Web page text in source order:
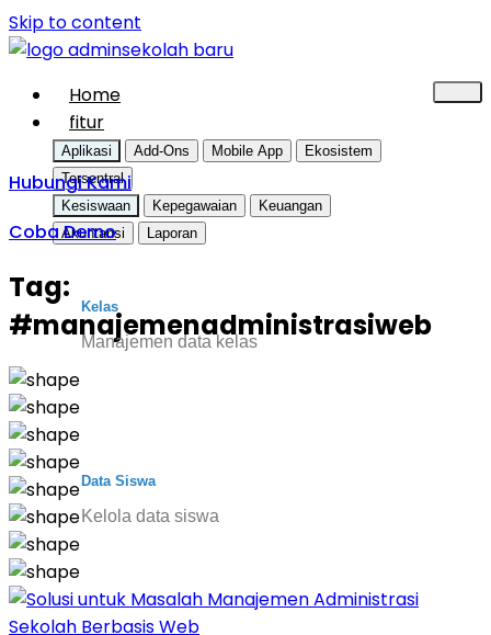
Skip to content
Home
fitur
Aplikasi Add-Ons Mobile App
Ekosistem
Tersentral
Kesiswaan
Kepegawaian
Keuangan
Akuntansi
Laporan
Kelas
Manajemen data kelas
Data Siswa
Kelola data siswa
Hubungi Kami
Coba Demo
Tag:
#manajemenadministrasiweb